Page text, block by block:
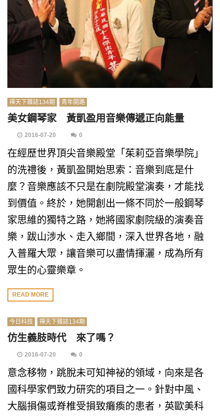
禪天下雜誌134期 青年開路
美女鋼琴家 黃凱盈用音樂傳遞正向能量
2016-07-20 0
在經歷世界頂尖音樂殿堂「茱莉亞音樂學院」
的洗禮後，黃凱盈開始思索：音樂到底是什
麼？音樂應該不只是在劇院殿堂演奏，才能找
到價值。終於，她開創出一條不同於一般鋼琴
家思維的獨特之路，她將國家劇院級的演奏音
樂，跋山涉水、走入鄉間，深入世界各地，融
入普羅大眾，讓音樂可以盡情揮灑，成為所有
眾生的心靈樂章。
READ MORE
今日科技 禪天下雜誌134期
仿生義肢時代 來了嗎？
2016-07-20 0
意念移物，跳脫未可知神祕的領域，向來是各
國科學家們致力研究的項目之一。針對中風、
大腦損傷或脊椎受損致癱瘓的患者，英歐美科